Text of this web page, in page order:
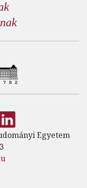
Egyetem